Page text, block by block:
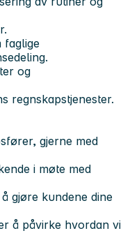
faglige
og
regnskapstjenester.
gjerne med
i møte med
gjøre kundene dine
å påvirke hvordan vi